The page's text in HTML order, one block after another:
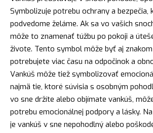
Symbolizuje potrebu ochrany a bezpečia,
podvedome želáme. Ak sa vo vašich
môže to znamenať túžbu po pokoji a
živote. Tento symbol môže byť aj
potrebujete viac času na odpočinok a
Vankúš môže tiež symbolizovať
najmä tie, ktoré súvisia s osobným
vo sne držíte alebo objímate vankúš,
potrebu emocionálnej podpory a lásky.
je vankúš v sne nepohodlný alebo